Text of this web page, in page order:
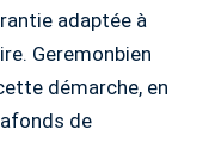
adaptée à
Geremonbien
démarche, en
de